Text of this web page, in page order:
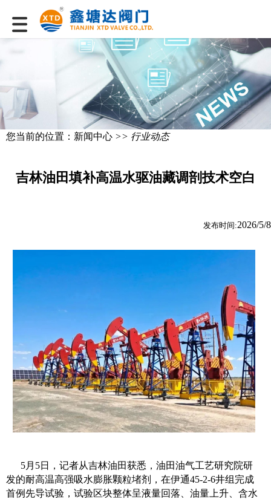
您当前的位置： 新闻中心 >> 行业动态
吉林油田填补高温水驱油藏调剖技术空白
发布时间:2026/5/8
5月5日，记者从吉林油田获悉，油田油气工艺研究院研
发的耐高温高强吸水膨胀颗粒堵剂，在伊通45-2-6井组完成
首例先导试验，试验区块整体呈液量回落、油量上升、含水